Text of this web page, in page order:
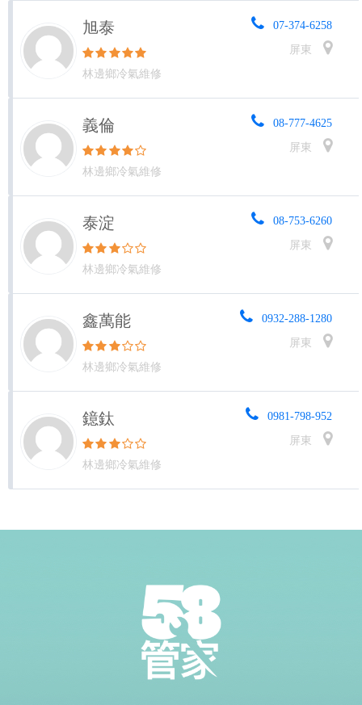
旭泰
林邊鄉冷氣維修
07-374-6258
屏東
義倫
林邊鄉冷氣維修
08-777-4625
屏東
泰淀
林邊鄉冷氣維修
08-753-6260
屏東
鑫萬能
林邊鄉冷氣維修
0932-288-1280
屏東
鐿鈦
林邊鄉冷氣維修
0981-798-952
屏東